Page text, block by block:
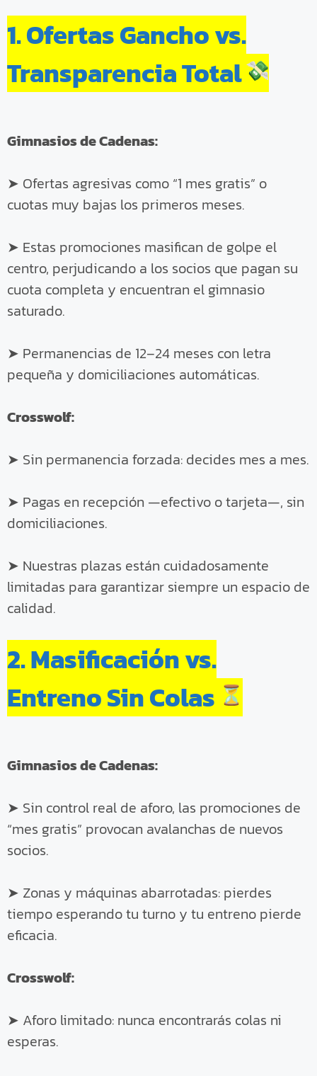
1. Ofertas Gancho vs.
Transparencia Total
Gimnasios de Cadenas:
➤ Ofertas agresivas como “1 mes gratis” o
cuotas muy bajas los primeros meses.
➤ Estas promociones masifican de golpe el
centro, perjudicando a los socios que pagan su
cuota completa y encuentran el gimnasio
saturado.
➤ Permanencias de 12–24 meses con letra
pequeña y domiciliaciones automáticas.
Crosswolf:
➤ Sin permanencia forzada: decides mes a mes.
➤ Pagas en recepción —efectivo o tarjeta—, sin
domiciliaciones.
➤ Nuestras plazas están cuidadosamente
limitadas para garantizar siempre un espacio de
calidad.
2. Masificación vs.
Entreno Sin Colas
Gimnasios de Cadenas:
➤ Sin control real de aforo, las promociones de
“mes gratis” provocan avalanchas de nuevos
socios.
➤ Zonas y máquinas abarrotadas: pierdes
tiempo esperando tu turno y tu entreno pierde
eficacia.
Crosswolf:
➤ Aforo limitado: nunca encontrarás colas ni
esperas.